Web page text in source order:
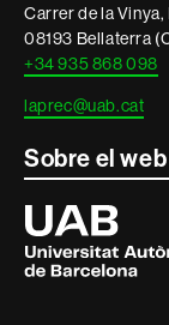
Carrer de la
08193 Bellaterra
+34 935 868 098
laprec@uab.cat
Sobre el web
Universitat
Autònoma
de
Barcelona